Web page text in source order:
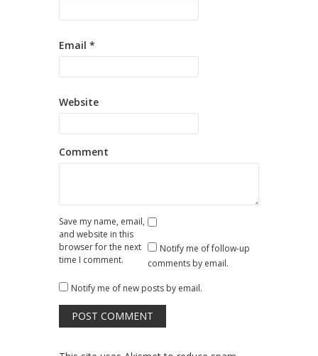
Email *
Website
Comment
Save my name, email,
and website in this
browser for the next
time I comment.
Notify me of follow-up
comments by email.
Notify me of new posts by email.